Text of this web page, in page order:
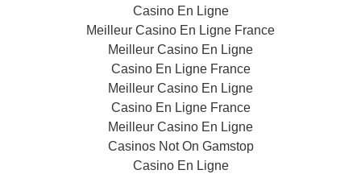
Casino En Ligne
Meilleur Casino En Ligne France
Meilleur Casino En Ligne
Casino En Ligne France
Meilleur Casino En Ligne
Casino En Ligne France
Meilleur Casino En Ligne
Casinos Not On Gamstop
Casino En Ligne